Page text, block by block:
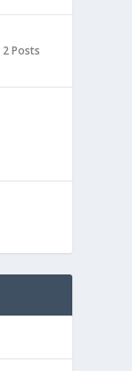
2 Posts